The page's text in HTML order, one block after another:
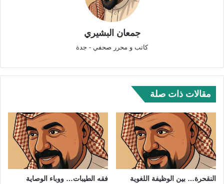
جمعان البشيري
كاتب و محرر صحفي - جدة
مقالات ذات صلة
النقحرة… بين الوظيفة اللغوية
فقه الطيبات… ووباء الوصاية